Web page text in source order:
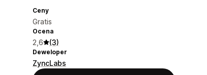
Ceny
Gratis
Ocena
2,6 (3)
Deweloper
ZyncLabs